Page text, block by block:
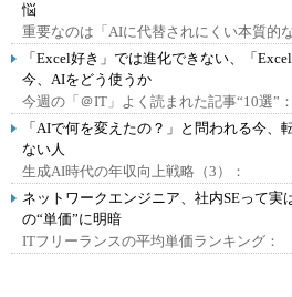
悩
重要なのは「AIに代替されにくい本質的
「Excel好き」では進化できない、「
今、AIをどう使うか
今週の「＠IT」よく読まれた記事“10選”：
「AIで何を変えたの？」と問われる今、
ない人
生成AI時代の年収向上戦略（3）：
ネットワークエンジニア、社内SEって
の“単価”に明暗
ITフリーランスの平均単価ランキング：